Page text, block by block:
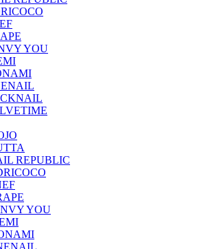
YOU
REPUBLIC
YOU